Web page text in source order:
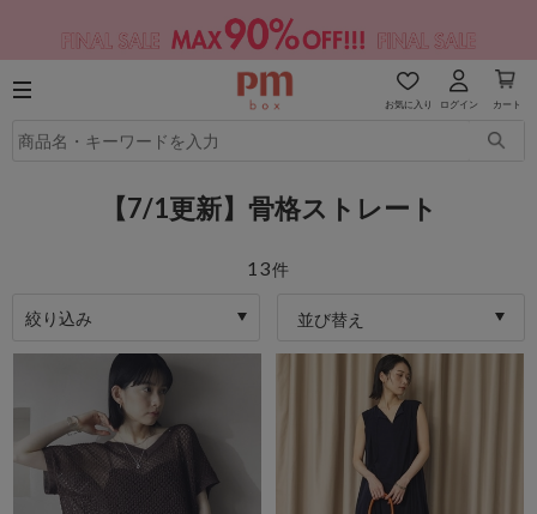
お気に入り ログイン カート
【7/1更新】骨格ストレート
13件
絞り込み 並び替え